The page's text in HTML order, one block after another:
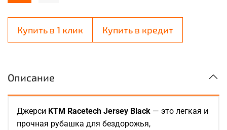
Купить в 1 клик Купить в кредит
Описание
Джерси KTM Racetech Jersey Black — это легкая и
прочная рубашка для бездорожья,